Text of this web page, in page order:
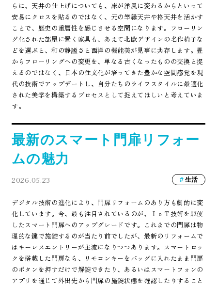
らに、天井の仕上げについても、床が洋風に変わるからといって
安易にクロスを貼るのではなく、元の竿縁天井や格天井を活かす
ことで、歴史の重層性を感じさせる空間になります。フローリン
グ化された部屋に置く家具も、あえて北欧デザインの名作椅子な
どを選ぶと、和の静謐さと西洋の機能美が見事に共存します。畳
からフローリングへの変更を、単なる古くなったものの交換と捉
えるのではなく、日本の住文化が培ってきた豊かな空間感覚を現
代の技術でアップデートし、自分たちのライフスタイルに最適化
された美学を構築するプロセスとして捉えてほしいと考えていま
す。
最新のスマート門扉リフォー
ムの魅力
2026.05.23 生活
デジタル技術の進化により、門扉リフォームのあり方も劇的に変
化しています。今、最も注目されているのが、ＩｏＴ技術を駆使
したスマート門扉へのアップグレードです。これまでの門扉は物
理的な鍵で施錠するのが当たり前でしたが、最新のリフォームで
はキーレスエントリーが主流になりつつあります。スマートロッ
クを搭載した門扉なら、リモコンキーをバッグに入れたまま門扉
のボタンを押すだけで解錠できたり、あるいはスマートフォンの
アプリを通じて外出先から門扉の施錠状態を確認したりすること